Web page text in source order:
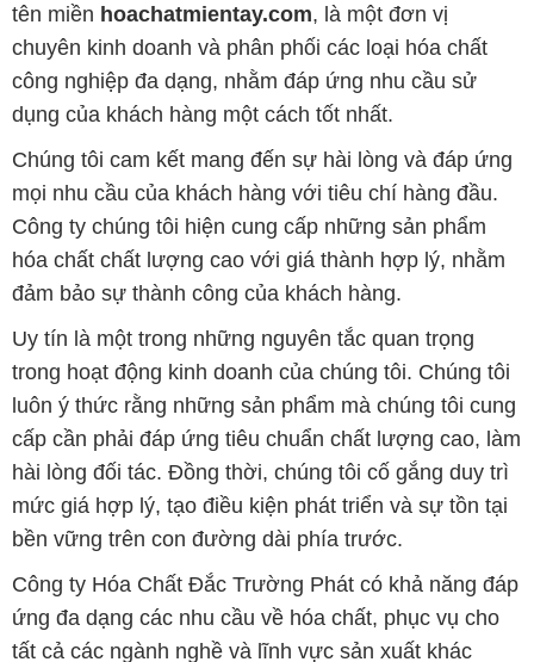
tên miền hoachatmientay.com, là một đơn vị
chuyên kinh doanh và phân phối các loại hóa chất
công nghiệp đa dạng, nhằm đáp ứng nhu cầu sử
dụng của khách hàng một cách tốt nhất.
Chúng tôi cam kết mang đến sự hài lòng và đáp ứng
mọi nhu cầu của khách hàng với tiêu chí hàng đầu.
Công ty chúng tôi hiện cung cấp những sản phẩm
hóa chất chất lượng cao với giá thành hợp lý, nhằm
đảm bảo sự thành công của khách hàng.
Uy tín là một trong những nguyên tắc quan trọng
trong hoạt động kinh doanh của chúng tôi. Chúng tôi
luôn ý thức rằng những sản phẩm mà chúng tôi cung
cấp cần phải đáp ứng tiêu chuẩn chất lượng cao, làm
hài lòng đối tác. Đồng thời, chúng tôi cố gắng duy trì
mức giá hợp lý, tạo điều kiện phát triển và sự tồn tại
bền vững trên con đường dài phía trước.
Công ty Hóa Chất Đắc Trường Phát có khả năng đáp
ứng đa dạng các nhu cầu về hóa chất, phục vụ cho
tất cả các ngành nghề và lĩnh vực sản xuất khác